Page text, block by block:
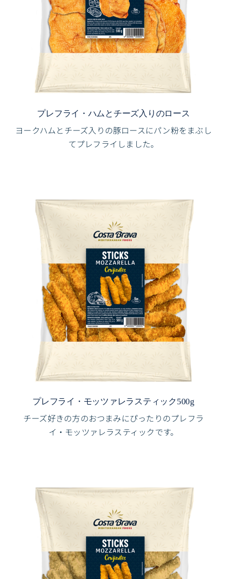
プレフライ・ハムとチーズ入りのロース
ヨークハムとチーズ入りの豚ロースにパン粉をまぶし
てプレフライしました。
プレフライ・モッツァレラスティック500g
チーズ好きの方のおつまみにぴったりのプレフラ
イ・モッツァレラスティックです。